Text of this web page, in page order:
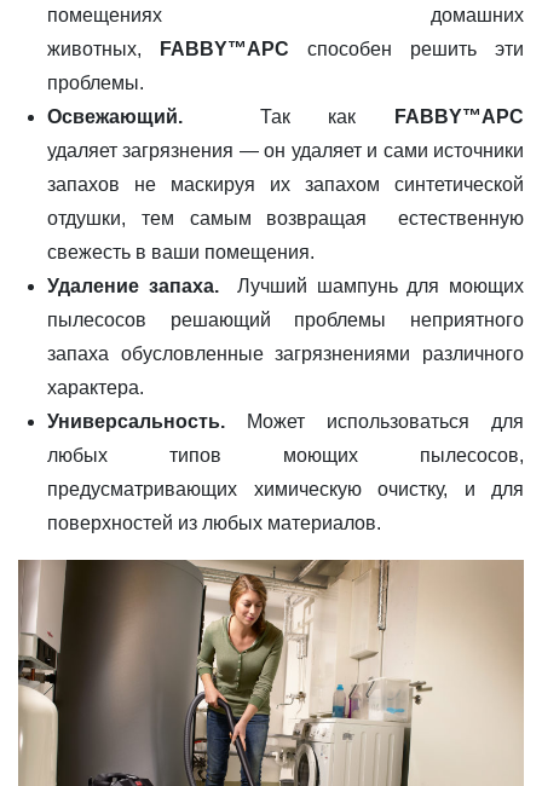
помещениях домашних
животных,
FABBY™APC способен решить эти
проблемы.
Освежающий.
Так как
FABBY™APC
удаляет загрязнения — он удаляет и сами источники
запахов не маскируя их запахом синтетической
отдушки, тем самым возвращая естественную
свежесть в ваши помещения.
Удаление запаха.
Лучший шампунь для моющих
пылесосов решающий проблемы неприятного
запаха обусловленные загрязнениями различного
характера.
Универсальность.
Может использоваться для
любых типов моющих пылесосов,
предусматривающих химическую очистку, и для
поверхностей из любых материалов.